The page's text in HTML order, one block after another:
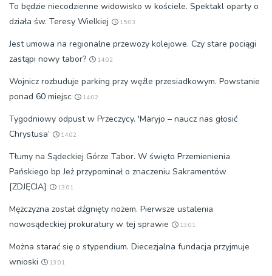
To będzie niecodzienne widowisko w kościele. Spektakl oparty o
działa św. Teresy Wielkiej
15:03
Jest umowa na regionalne przewozy kolejowe. Czy stare pociągi
zastąpi nowy tabor?
14:02
Wojnicz rozbuduje parking przy węźle przesiadkowym. Powstanie
ponad 60 miejsc
14:02
Tygodniowy odpust w Przeczycy. 'Maryjo – naucz nas głosić
Chrystusa’
14:02
Tłumy na Sądeckiej Górze Tabor. W święto Przemienienia
Pańskiego bp Jeż przypominał o znaczeniu Sakramentów
[ZDJĘCIA]
13:01
Mężczyzna został dźgnięty nożem. Pierwsze ustalenia
nowosądeckiej prokuratury w tej sprawie
13:01
Można starać się o stypendium. Diecezjalna fundacja przyjmuje
wnioski
13:01